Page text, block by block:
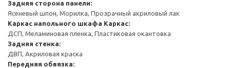
Задняя сторона панели:
Ясеневый шпон, Морилка, Прозрачный акриловый лак
Каркас напольного шкафа Каркас:
ДСП, Меламиновая пленка, Пластиковая окантовка
Задняя стенка:
ДВП, Акриловая краска
Передняя обвязка: